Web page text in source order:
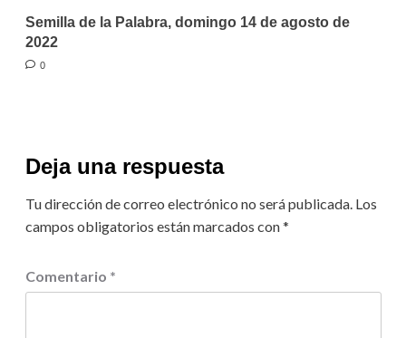
Semilla de la Palabra, domingo 14 de agosto de
2022
0
Deja una respuesta
Tu dirección de correo electrónico no será publicada. Los
campos obligatorios están marcados con*
Comentario *